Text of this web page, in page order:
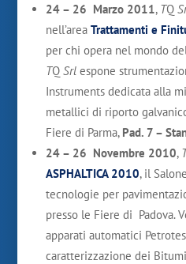
24 – 26 Marzo 2011, TQ
nell’area Trattamenti e
per chi opera nel mondo
TQ Srl espone
Instruments dedicata alla
metallici di riporto
Fiere di Parma, Pad. 7 –
24 – 26 Novembre 2010,
ASPHALTICA 2010, il
tecnologie per
presso le Fiere di Padova.
apparati automatici
caratterizzazione dei